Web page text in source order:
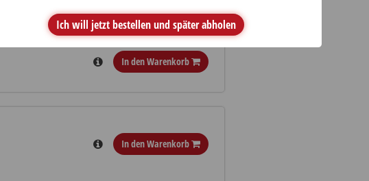
In den Warenkorb
In den Warenkorb
Ich will jetzt bestellen und später abholen